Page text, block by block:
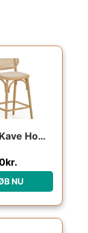
Barstol Kave Home Doriane i massivt egetræ og håndvævet rattan med vandafvisende linnedpolstring naturfarvet rustik stil
kr.
NU